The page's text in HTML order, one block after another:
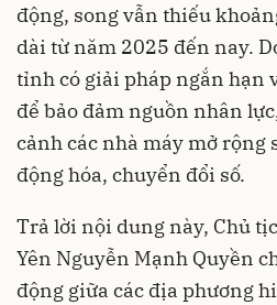
động, song vẫn thiếu
dài từ năm 2025 đến nay.
tỉnh có giải pháp ngắn hạn
để bảo đảm nguồn nhân
cảnh các nhà máy mở rộng
động hóa, chuyển đổi số.
Trả lời nội dung này, Chủ
Yên Nguyễn Mạnh Quyền
động giữa các địa phương